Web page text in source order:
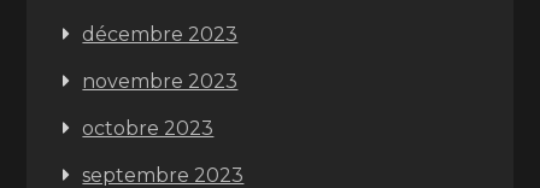
décembre 2023
novembre 2023
octobre 2023
septembre 2023